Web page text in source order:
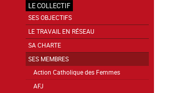
Navigation
principale
LE COLLECTIF
SES OBJECTIFS
LE TRAVAIL EN RÉSEAU
SA CHARTE
SES MEMBRES
Action Catholique des Femmes
AFJ